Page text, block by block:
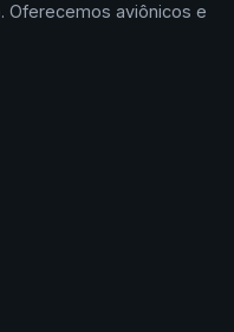
Oferecemos aviônicos e